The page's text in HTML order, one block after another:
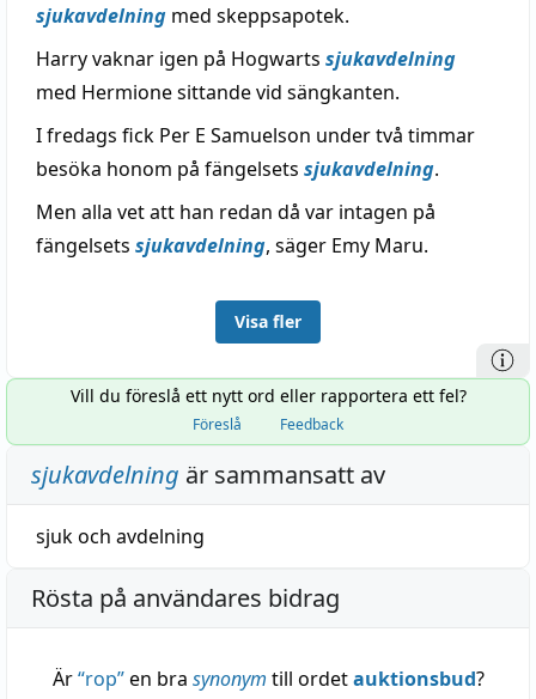
sjukavdelning med skeppsapotek.
Harry vaknar igen på Hogwarts sjukavdelning
med Hermione sittande vid sängkanten.
I fredags fick Per E Samuelson under två timmar
besöka honom på fängelsets sjukavdelning.
Men alla vet att han redan då var intagen på
fängelsets sjukavdelning, säger Emy Maru.
Visa fler
Vill du föreslå ett nytt ord eller rapportera ett fel?
Föreslå Feedback
sjukavdelning är sammansatt av
sjukoch avdelning
Rösta på användares bidrag
Är“rop”en bra synonym till ordetauktionsbud?